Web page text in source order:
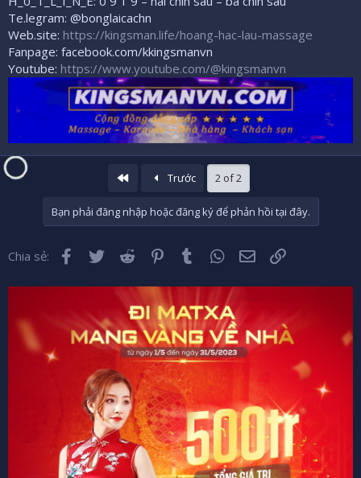
Te.legram: @bonglaicachn
Web.site: https://kingsman.life/hoang-hac-lau-massage
Fanpage: facebook.com/kkingsmanvn
Youtube: https://www.youtube.com/@kingsmanvn
Trước 2 of 2
Bạn phải đăng nhập hoặc đăng ký để phản hồi tại đây.
Chia sẻ: Facebook
Twitter Reddit Pinterest
Tumblr WhatsApp
Email